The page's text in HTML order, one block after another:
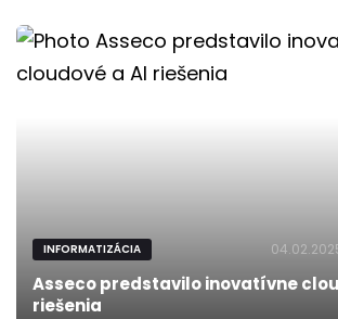
INFORMATIZÁCIA
Asseco predstavilo inovatívne
riešenia